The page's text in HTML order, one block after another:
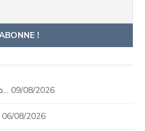
09/08/2026
06/08/2026